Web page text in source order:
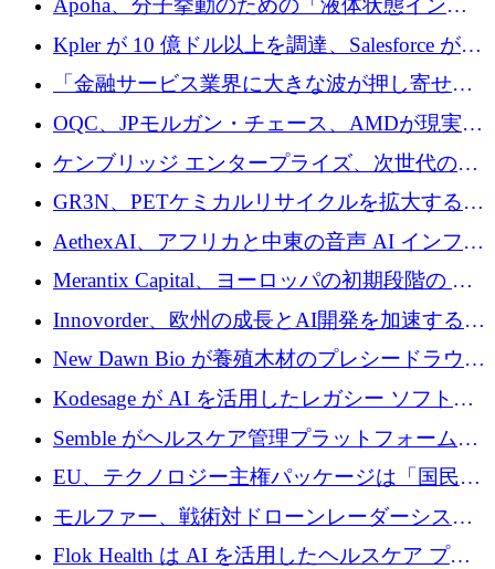
の資本シフトを呼びかけ
Apoha、分子挙動のための「液体状態インテ
リジェンス」を構築するために3,600万ドルを
かけてステルス状態から出現
Kpler が 10 億ドル以上を調達、Salesforce が
Contentful を買収、Built in Europe キャンペー
ンを開始
「金融サービス業界に大きな波が押し寄せて
いる」と「欧州初のAIネイティブ銀行」のボ
スが語る
OQC、JPモルガン・チェース、AMDが現実世
界のフィンテック・アプリケーションを探索
するためにQuantum-AIデータセンターを立ち
上げ
ケンブリッジ エンタープライズ、次世代のデ
ィープテック創設者向けにロンドンの出発点
を構築
GR3N、PETケミカルリサイクルを拡大するた
めにシリーズBで1,550万ユーロを調達
AethexAI、アフリカと中東の音声 AI インフラ
ストラクチャを構築するために 300 万ドルを
Merantix Capital、ヨーロッパの初期段階の AI
スタートアップ向けに 1 億 300 万ユーロのフ
ァンドを立ち上げる
Innovorder、欧州の成長とAI開発を加速するた
めに2,000万ユーロを確保
New Dawn Bio が養殖木材のプレシードラウン
ドで 210 万ユーロを調達
Kodesage が AI を活用したレガシー ソフトウ
ェアの最新化のために 660 万ドルを調達
Semble がヘルスケア管理プラットフォームを
拡大するためにシリーズ C で 3,000 万ポンド
を調達
EU、テクノロジー主権パッケージは「国民の
保護」に関するものだと発言
モルファー、戦術対ドローンレーダーシステ
ムを最前線に近づけるために150万ユーロを調
Flok Health は AI を活用したヘルスケア プラ